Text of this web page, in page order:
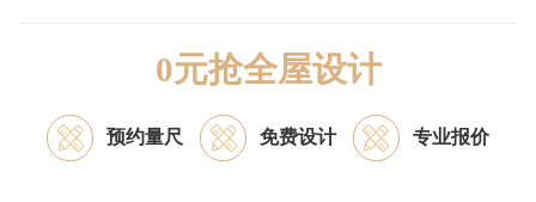
0元抢全屋设计
预约量尺 免费设计 专业报价